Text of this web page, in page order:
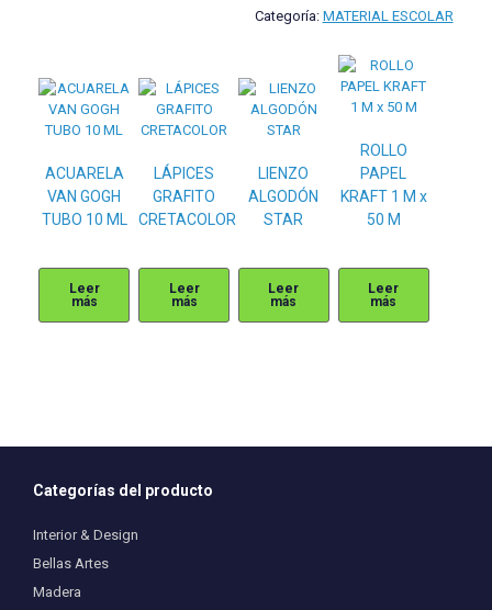
Categoría: MATERIAL ESCOLAR
ACUARELA
VAN GOGH
TUBO 10 ML
Leer
más
LÁPICES
GRAFITO
CRETACOLOR
Leer
más
LIENZO
ALGODÓN
STAR
Leer
más
ROLLO
PAPEL
KRAFT 1 M x
50 M
Leer
más
Categorías del producto
Interior & Design
Bellas Artes
Madera